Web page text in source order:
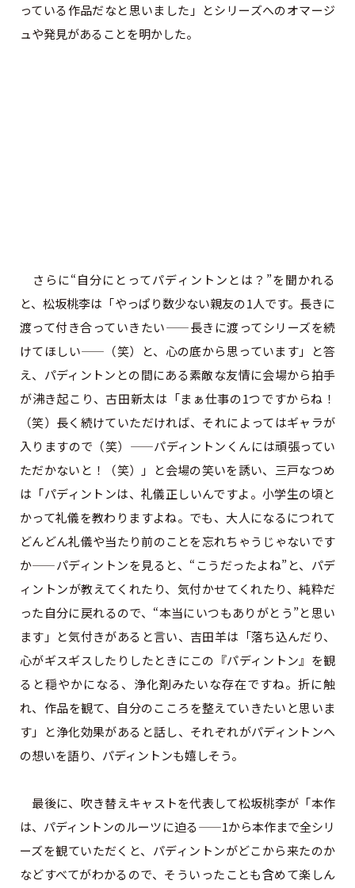
っている作品だなと思いました」とシリーズへのオマージ
ュや発見があることを明かした。
さらに“自分にとってパディントンとは？”を聞かれる
と、松坂桃李は「やっぱり数少ない親友の1人です。長きに
渡って付き合っていきたい——長きに渡ってシリーズを続
けてほしい——（笑）と、心の底から思っています」と答
え、パディントンとの間にある素敵な友情に会場から拍手
が沸き起こり、古田新太は「まぁ仕事の1つですからね！
（笑）長く続けていただければ、それによってはギャラが
入りますので（笑）——パディントンくんには頑張ってい
ただかないと！（笑）」と会場の笑いを誘い、三戸なつめ
は「パディントンは、礼儀正しいんですよ。小学生の頃と
かって礼儀を教わりますよね。でも、大人になるにつれて
どんどん礼儀や当たり前のことを忘れちゃうじゃないです
か——パディントンを見ると、“こうだったよね”と、パデ
ィントンが教えてくれたり、気付かせてくれたり、純粋だ
った自分に戻れるので、“本当にいつもありがとう”と思い
ます」と気付きがあると言い、吉田羊は「落ち込んだり、
心がギスギスしたりしたときにこの『パディントン』を観
ると穏やかになる、浄化剤みたいな存在ですね。折に触
れ、作品を観て、自分のこころを整えていきたいと思いま
す」と浄化効果があると話し、それぞれがパディントンへ
の想いを語り、パディントンも嬉しそう。
最後に、吹き替えキャストを代表して松坂桃李が「本作
は、パディントンのルーツに迫る——1から本作まで全シリ
ーズを観ていただくと、パディントンがどこから来たのか
などすべてがわかるので、そういったことも含めて楽しん